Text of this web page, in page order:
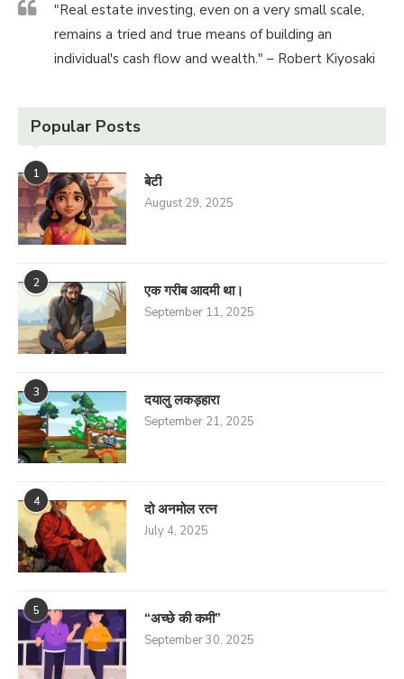
"Real estate investing, even on a very small scale,
remains a tried and true means of building an
individual's cash flow and wealth." – Robert Kiyosaki
Popular Posts
1 बेटी
August 29, 2025
2 एक गरीब आदमी था।
September 11, 2025
3 दयालु लकड़हारा
September 21, 2025
4 दो अनमोल रत्न
July 4, 2025
5 “अच्छे की कमी”
September 30, 2025